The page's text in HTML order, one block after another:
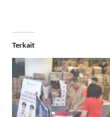
Terkait